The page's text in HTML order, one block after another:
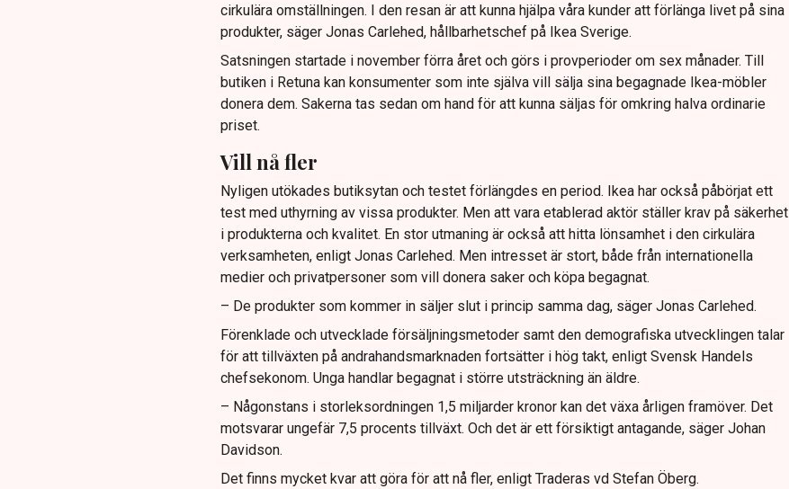
cirkulära omställningen. I den resan är att kunna hjälpa våra kunder att förlänga livet på sina
produkter, säger Jonas Carlehed, hållbarhetschef på Ikea Sverige.
Satsningen startade i november förra året och görs i provperioder om sex månader. Till
butiken i Retuna kan konsumenter som inte själva vill sälja sina begagnade Ikea-möbler
donera dem. Sakerna tas sedan om hand för att kunna säljas för omkring halva ordinarie
priset.
Vill nå fler
Nyligen utökades butiksytan och testet förlängdes en period. Ikea har också påbörjat ett
test med uthyrning av vissa produkter. Men att vara etablerad aktör ställer krav på säkerhet
i produkterna och kvalitet. En stor utmaning är också att hitta lönsamhet i den cirkulära
verksamheten, enligt Jonas Carlehed. Men intresset är stort, både från internationella
medier och privatpersoner som vill donera saker och köpa begagnat.
– De produkter som kommer in säljer slut i princip samma dag, säger Jonas Carlehed.
Förenklade och utvecklade försäljningsmetoder samt den demografiska utvecklingen talar
för att tillväxten på andrahandsmarknaden fortsätter i hög takt, enligt Svensk Handels
chefsekonom. Unga handlar begagnat i större utsträckning än äldre.
– Någonstans i storleksordningen 1,5 miljarder kronor kan det växa årligen framöver. Det
motsvarar ungefär 7,5 procents tillväxt. Och det är ett försiktigt antagande, säger Johan
Davidson.
Det finns mycket kvar att göra för att nå fler, enligt Traderas vd Stefan Öberg.